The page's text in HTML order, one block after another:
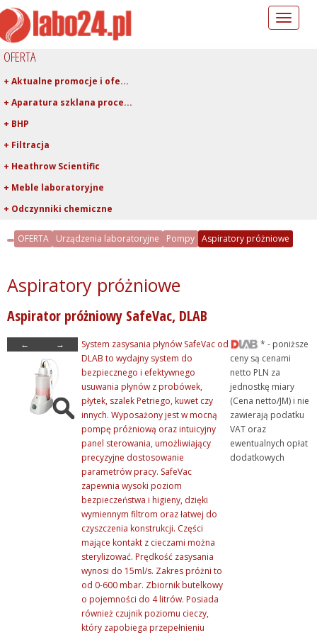
Toggle
OFERTA
+ Aktualne promocje i ofe...
+ Aparatura szklana proce...
+ BHP
+ Filtracja
+ Heathrow Scientific
+ Meble laboratoryjne
+ Odczynniki chemiczne
+ Pipetowanie i dawkowani...
+ Plastiki laboratoryjne
+ Rury, pręty, kapilary ...
+ Szkło kwarcowe
+ Szkło laboratoryjne
+ Termometry / Areometry
- Urządzenia laboratoryj...
+ Chłodzenie
+ Eksykatory szafkowe
+ Mieszanie i wytrząsani...
+ Mikrobiologia i Life Sc...
+ Myjki ultradźwiękowe
- Aspiratory próżniowe
+ Pompy dozujące
OFERTA Urządzenia laboratoryjne Pompy Aspiratory próżniowe
Aspiratory próżniowe
Aspirator próżniowy SafeVac, DLAB
← →
System zasysania płynów SafeVac od
DLAB to wydajny system do
bezpiecznego i efektywnego
usuwania płynów z probówek,
płytek, szalek Petriego, kuwet czy
innych. Wyposażony jest w mocną
pompę próżniową oraz intuicyjny
panel sterowania, umożliwiający
precyzyjne dostosowanie
parametrów pracy. SafeVac
zapewnia wysoki poziom
bezpieczeństwa i higieny, dzięki
wymiennym filtrom oraz łatwej do
czyszczenia konstrukcji. Części
mające kontakt z cieczami można
sterylizować. Prędkość zasysania
wynosi do 15ml/s. Zakres próżni to
od 0-600 mbar. Zbiornik butelkowy
o pojemności do 4 litrów. Posiada
również czujnik poziomu cieczy,
który zapobiega przepełnieniu
* - poniższe
ceny są cenami
netto PLN za
jednostkę miary
(Cena netto/JM) i nie
zawierają podatku
VAT oraz
ewentualnych opłat
dodatkowych